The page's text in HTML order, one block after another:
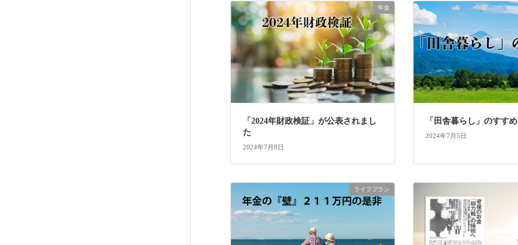
年金
「2024年財政検証」が公表されまし
た
2024年7月8日
「田舎暮らし」のすすめ
2024年7月5日
ライフプラン